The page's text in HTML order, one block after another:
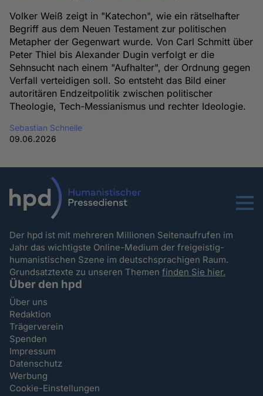
Volker Weiß zeigt in "Katechon", wie ein rätselhafter
Begriff aus dem Neuen Testament zur politischen
Metapher der Gegenwart wurde. Von Carl Schmitt über
Peter Thiel bis Alexander Dugin verfolgt er die
Sehnsucht nach einem "Aufhalter", der Ordnung gegen
Verfall verteidigen soll. So entsteht das Bild einer
autoritären Endzeitpolitik zwischen politischer
Theologie, Tech-Messianismus und rechter Ideologie.
Sebastian Schnelle
09.06.2026
Menu
Der hpd ist mit mehreren Millionen Seitenaufrufen im
Jahr das wichtigste Online-Medium der freigeistig-
humanistischen Szene im deutschsprachigen Raum.
Grundsatztexte zu unseren Themenfinden Sie hier.
Über den hpd
Über uns
Redaktion
Trägerverein
Spenden
Impressum
Datenschutz
Werbung
Cookie-Einstellungen